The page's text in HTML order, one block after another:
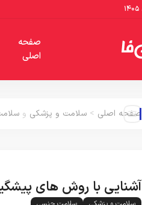
صفحه
اصلی
صفحه اصلی > سلامت و پزشکی و
آشنایی با روش های